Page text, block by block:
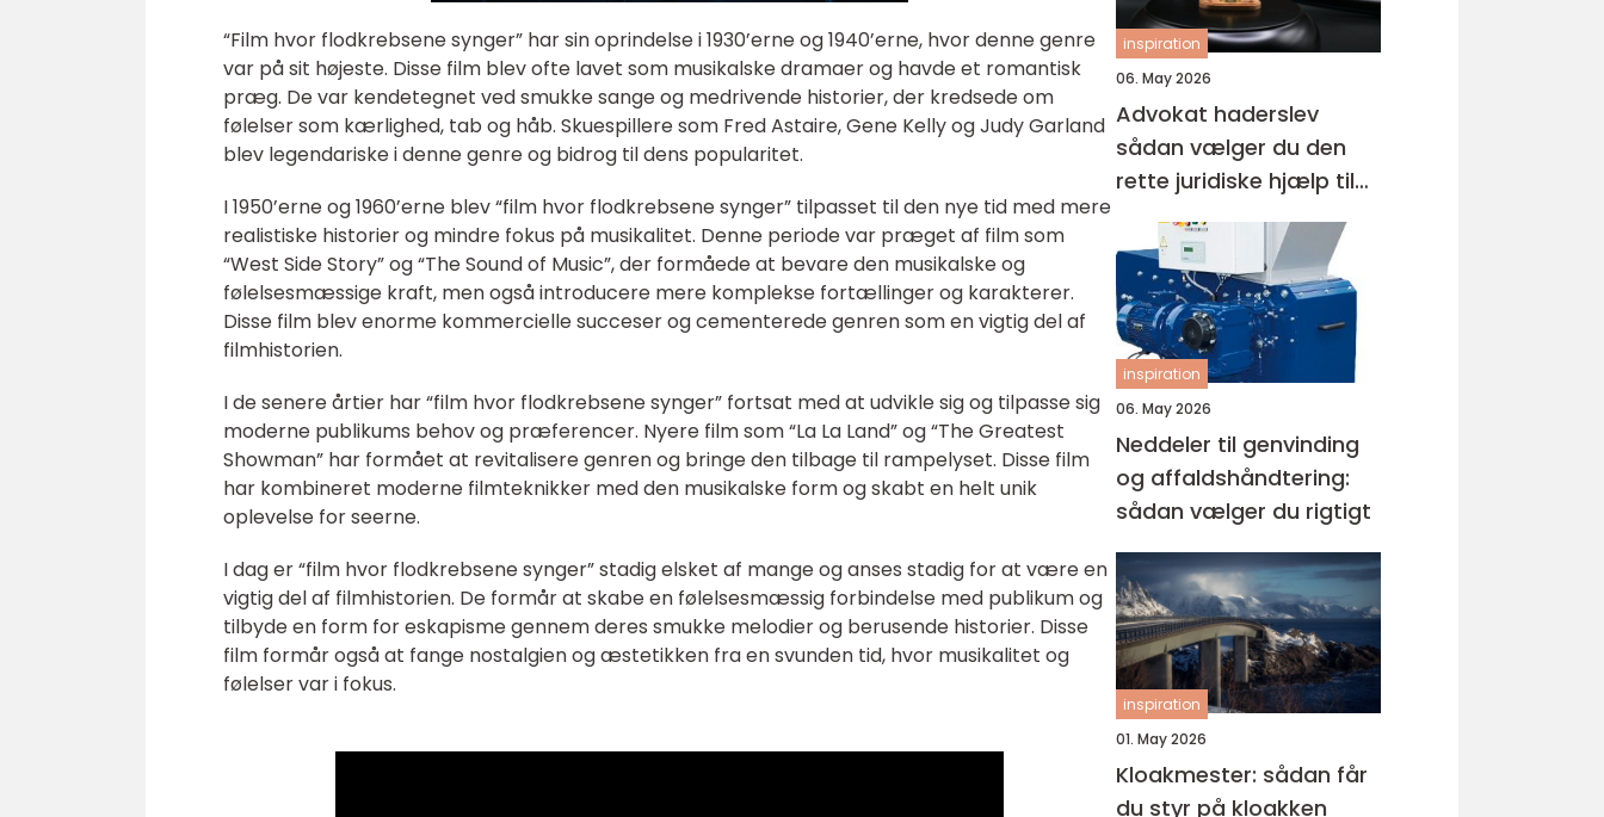
“Film hvor flodkrebsene synger” har sin oprindelse i 1930’erne og 1940’erne, hvor denne genre
var på sit højeste. Disse film blev ofte lavet som musikalske dramaer og havde et romantisk
præg. De var kendetegnet ved smukke sange og medrivende historier, der kredsede om
følelser som kærlighed, tab og håb. Skuespillere som Fred Astaire, Gene Kelly og Judy Garland
blev legendariske i denne genre og bidrog til dens popularitet.
I 1950’erne og 1960’erne blev “film hvor flodkrebsene synger” tilpasset til den nye tid med mere
realistiske historier og mindre fokus på musikalitet. Denne periode var præget af film som
“West Side Story” og “The Sound of Music”, der formåede at bevare den musikalske og
følelsesmæssige kraft, men også introducere mere komplekse fortællinger og karakterer.
Disse film blev enorme kommercielle succeser og cementerede genren som en vigtig del af
filmhistorien.
I de senere årtier har “film hvor flodkrebsene synger” fortsat med at udvikle sig og tilpasse sig
moderne publikums behov og præferencer. Nyere film som “La La Land” og “The Greatest
Showman” har formået at revitalisere genren og bringe den tilbage til rampelyset. Disse film
har kombineret moderne filmteknikker med den musikalske form og skabt en helt unik
oplevelse for seerne.
I dag er “film hvor flodkrebsene synger” stadig elsket af mange og anses stadig for at være en
vigtig del af filmhistorien. De formår at skabe en følelsesmæssig forbindelse med publikum og
tilbyde en form for eskapisme gennem deres smukke melodier og berusende historier. Disse
film formår også at fange nostalgien og æstetikken fra en svunden tid, hvor musikalitet og
følelser var i fokus.
inspiration
06. May 2026
Advokat haderslev
sådan vælger du den
rette juridiske hjælp til
familien
inspiration
06. May 2026
Neddeler til genvinding
og affaldshåndtering:
sådan vælger du rigtigt
inspiration
01. May 2026
Kloakmester: sådan får
du styr på kloakken